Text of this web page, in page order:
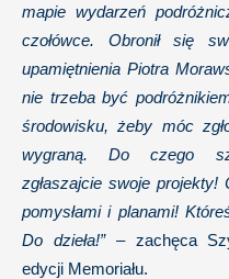
mapie wydarzeń
czołówce. Obronił się
upamiętnienia Piotra
nie trzeba być
środowisku, żeby móc
wygraną. Do czego
zgłaszajcie swoje
pomysłami i planami!
Do dzieła!”– zachęca
edycji Memoriału.